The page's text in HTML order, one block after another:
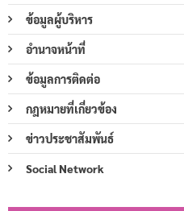
ข้อมูลผู้บริหาร
อำนาจหน้าที่
ข้อมูลการติดต่อ
กฎหมายที่เกี่ยวข้อง
ข่าวประชาสัมพันธ์
Social Network